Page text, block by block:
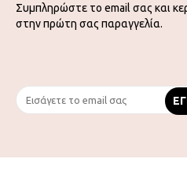
Συμπληρώστε το email σας και
στην πρώτη σας παραγγελία.